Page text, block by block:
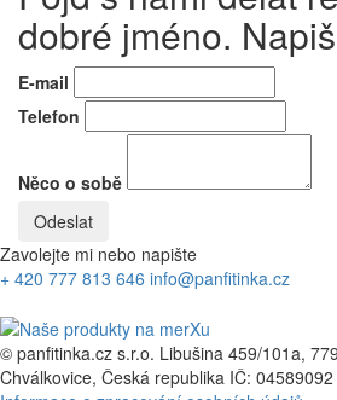
dobré jméno.
E-mail
Telefon
Něco o sobě
Zavolejte mi nebo napište
+ 420 777 813 646 info@panfitinka.cz
© panfitinka.cz s.r.o. Libušina 459/101a,
Chválkovice, Česká republika IČ: 04589092